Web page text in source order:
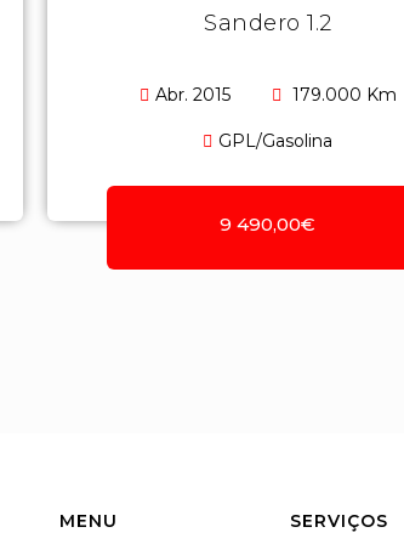
Sandero 1.2
Abr. 2015 179.000 Km
GPL/Gasolina
9 490,00€
MENU SERVIÇOS